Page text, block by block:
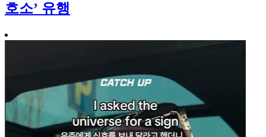
호소’ 유행